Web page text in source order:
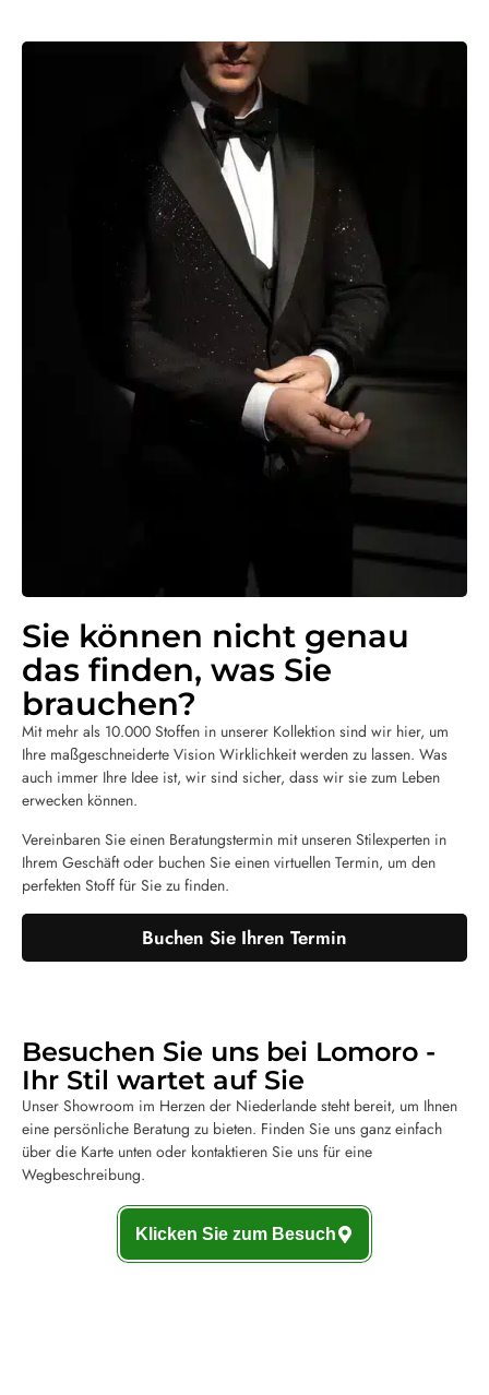
Sie können nicht genau
das finden, was Sie
brauchen?
Mit mehr als 10.000 Stoffen in unserer Kollektion sind wir hier, um
Ihre maßgeschneiderte Vision Wirklichkeit werden zu lassen. Was
auch immer Ihre Idee ist, wir sind sicher, dass wir sie zum Leben
erwecken können.
Vereinbaren Sie einen Beratungstermin mit unseren Stilexperten in
Ihrem Geschäft oder buchen Sie einen virtuellen Termin, um den
perfekten Stoff für Sie zu finden.
Buchen Sie Ihren Termin
Besuchen Sie uns bei Lomoro -
Ihr Stil wartet auf Sie
Unser Showroom im Herzen der Niederlande steht bereit, um Ihnen
eine persönliche Beratung zu bieten. Finden Sie uns ganz einfach
über die Karte unten oder kontaktieren Sie uns für eine
Wegbeschreibung.
Klicken Sie zum Besuch